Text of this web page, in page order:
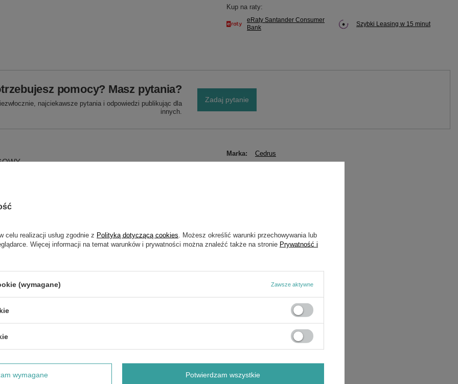
Kup na raty:
eRaty Santander Consumer
Bank
Szybki Leasing w 15 minut
pomocy? Masz pytania?
najciekawsze pytania i odpowiedzi publikując dla
innych.
Zadaj pytanie
9000EA
płaskie SAE
Marka Cedrus
5/5
celu realizacji usług zgodnie z Polityką dotyczącą cookies . Możesz określić warunki przechowywania lub
Więcej informacji na temat warunków i prywatności można znaleźć także na stronie Prywatność i
(wymagane) Zawsze aktywne
wymagane Potwierdzam wszystkie